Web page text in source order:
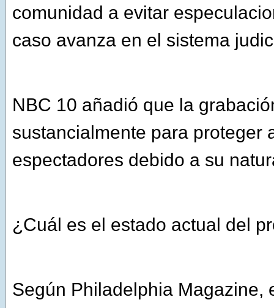
comunidad a evitar
caso avanza en el sistema
NBC 10 añadió que la
sustancialmente para proteger
espectadores debido a su
¿Cuál es el estado actual del
Según Philadelphia Magazine,